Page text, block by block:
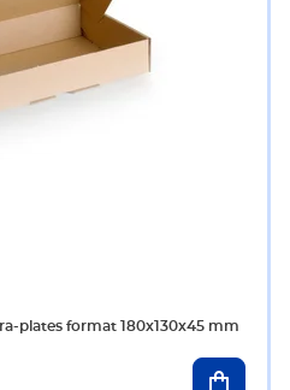
plates format 180x130x45 mm